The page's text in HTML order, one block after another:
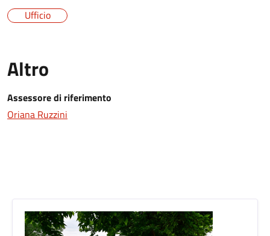
Ufficio
Altro
Assessore di riferimento
Oriana Ruzzini